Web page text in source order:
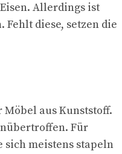
Allerdings ist
diese, setzen die
aus Kunststoff.
Für
sich meistens stapeln